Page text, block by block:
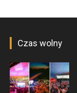
Czas wolny